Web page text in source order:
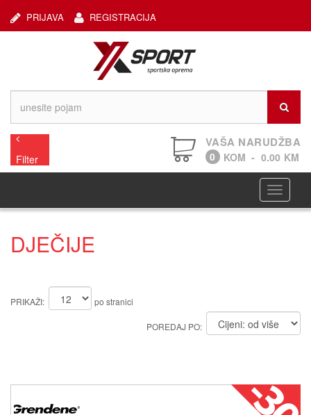
REGISTRACIJA
PRIJAVA
Filter
VAŠA NARUDŽBA
0 KOM - 0.00 KM
DJEČIJE
PRIKAŽI: po stranici
POREDAJ PO: